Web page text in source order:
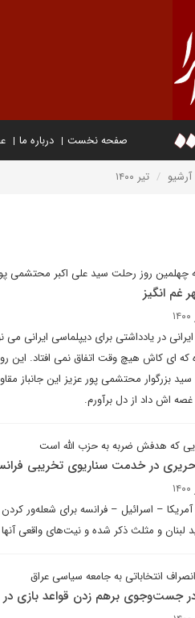
صفحه نخست درباره ما
آرشیو تیر ۱۴۰۰
چهلمین روز رحلت سید علی اکبر محتشمی
غم انگیز
در یادداشتی برای دیپلماسی ایرانی
که ای کاش هیچ وقت اتفاق نمی افتاد. این
سید بزرگوار محتشمی پور عزیز این
اش داد از دل برآورم.
که هدفش ضربه به حزب الله است
در خدمت سناریوی تخریبی
– اسرائیل – فرانسه برای شعله‌ور
لبنان و مثلث ذکر شده و نیت‌های واقعی
انتخاباتی به جامعه سیاسی عراق
جست‌وجوی برهم زدن قواعد بازی در